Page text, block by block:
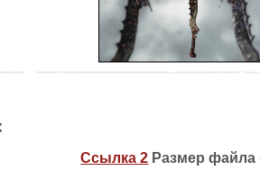
Ссылка 2 Размер файла